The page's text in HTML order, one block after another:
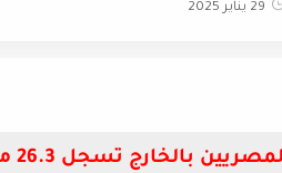
29 يناير 2025
تسجل 26.3 مليار دولار خلال 11 شهرًا